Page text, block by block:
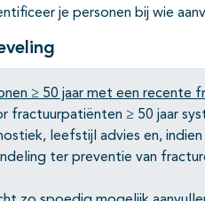
je personen bij wie
≥ 50 jaar met een recente
fractuurpatiënten ≥ 50 jaar
leefstijl advies en,
ter preventie van